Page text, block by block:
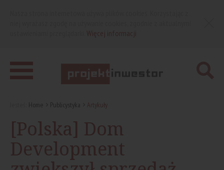
Home Publicystyka Artykuły
[Polska] Dom
Development